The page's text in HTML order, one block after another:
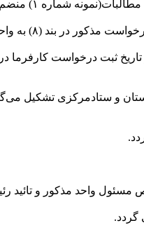
مـاه از تـاریـخ صدور ایـن
ثبت درخواست کارفرما در
اجرایی، ادارات کل استان و